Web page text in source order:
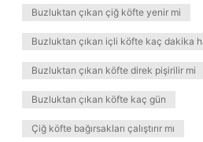
Buzluktan çıkan çiğ köfte yenir mi
Buzluktan çıkan içli köfte kaç dakika
Buzluktan çıkan köfte direk pişirilir mi
Buzluktan çıkan köfte kaç gün
Çiğ köfte bağırsakları çalıştırır mı